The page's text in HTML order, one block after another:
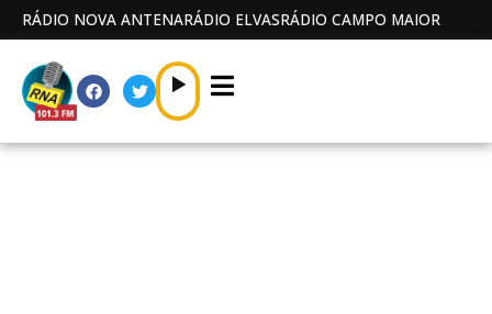
RÁDIO NOVA ANTENARÁDIO ELVASRÁDIO CAMPO MAIOR